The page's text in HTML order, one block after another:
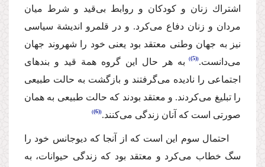
اشتراك زنان و كودكان و روابط بی‌قید و شرط میان
مردان و زنان دفاع می‌كرد. و در قلمرو اندیشة‌ سیاسی
نیز به جهان وطنی معتقد بود یعنی خود را شهروند جهان
می‌دانست. (5)
به هر حال این گروه همة‌ قید و بندهای
اجتماعی را نادیده می‌گرفتند و بازگشت به حالت طبیعی
را تبلیغ می‌كردند. و معتقد بودند كه حالت طبیعی به همان
صورتی است كه آنان زندگی می‌كنند. (6)
احتمال سوم این است كه از آنجا كه دیوجانس خود را
سگ خطاب می‌كرد و معتقد بود كه زندگی حیوانات، به